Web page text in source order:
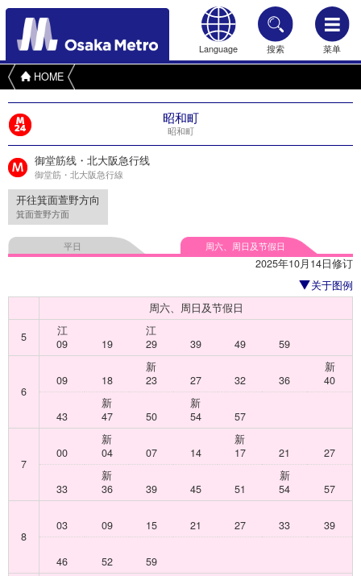
Language 搜索 菜单
HOME
昭和町
昭和町
御堂筋线・北大阪急行线
御堂筋・北大阪急行線
开往箕面萱野方向
箕面萱野方面
平日 周六、周日及节假日
2025年10月14日修订
关于图例
周六、周日及节假日
5
江
09
19
江
29
39 49 59
6
09 18
新
23
27 32 36
新
40
43
新
47
50
新
54
57
7
00
新
04
07 14
新
17
21 27
33
新
36
39 45 51
新
54
57
8
03 09 15 21 27 33 39
46 52 59